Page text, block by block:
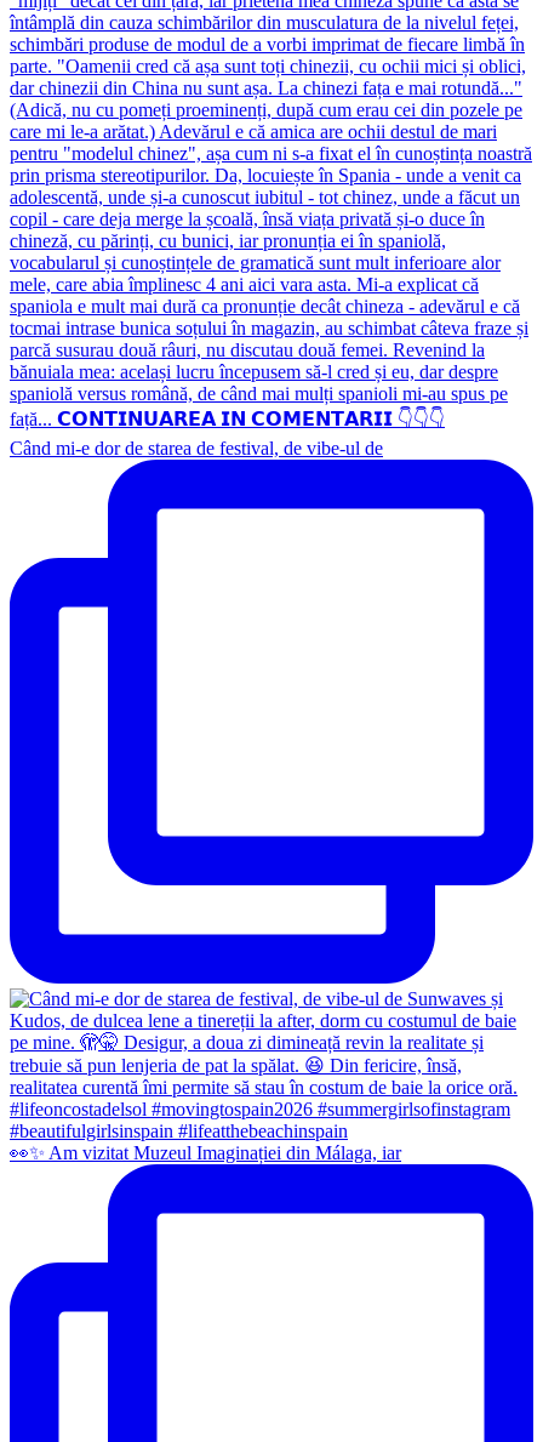
Când mi-e dor de starea de festival, de vibe-ul de
👀✨️ Am vizitat Muzeul Imaginației din Málaga, iar